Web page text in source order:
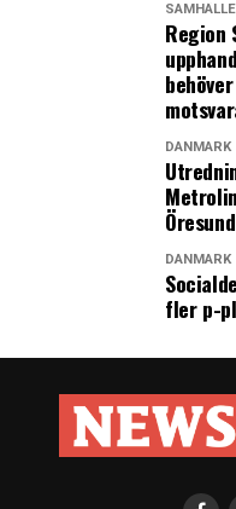
SAMHÄLLE
DANMARK
DANMARK
fler p-